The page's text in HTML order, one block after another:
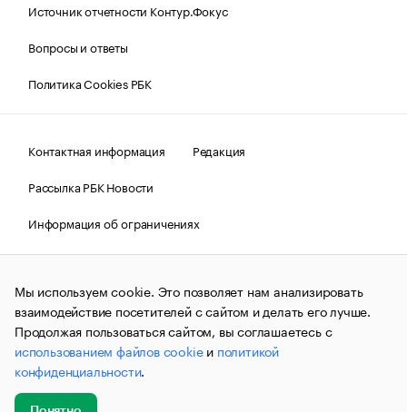
Источник отчетности Контур.Фокус
Вопросы и ответы
Политика Cookies РБК
Контактная информация
Редакция
Рассылка РБК Новости
Информация об ограничениях
Правовая информация
О соблюдении авторских прав
© АО «РОСБИЗНЕСКОНСАЛТИНГ»,1995–2026.Сообщения
и материалы информационного агентства «РБК»
(зарегистрировано Федеральной службой по надзору в сфере
связи, информационных технологий и массовых
коммуникаций (Роскомнадзор) 09.12.2015 за номером ИА
№ФС77-63848) сопровождаются пометкой «РБК». Отдельные
публикации могут содержать информацию,
не предназначенную для пользователей
Мы используем cookie. Это позволяет нам анализировать
взаимодействие посетителей с сайтом и делать его лучше.
Продолжая пользоваться сайтом, вы соглашаетесь с
использованием файлов cookieи политикой
конфиденциальности.